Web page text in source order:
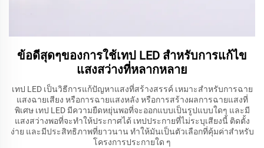
ข้อดีสุดๆของการใช้เทป LED สําหรับการแก้ไข
แสงสว่างที่หลากหลาย
เทป LED เป็นวิธีการแก้ปัญหาแสงที่สร้างสรรค์ เหมาะสําหรับการฉาย
แสงฉายเสียง หรือการฉายแสงหลัง หรือการสร้างผลการฉายแสงที่
พิเศษ เทป LED มีความยืดหยุ่นพอที่จะออกแบบเป็นรูปแบบใดๆ และมี
แสงสว่างพอที่จะทําให้ประกาศได้ เทปประกายที่ไม่ระบุเสียงนี้ ติดตั้ง
ง่าย และมีประสิทธิภาพที่ยาวนาน ทําให้มันเป็นตัวเลือกที่คุ้มค่าสําหรับ
โครงการประกายใด ๆ